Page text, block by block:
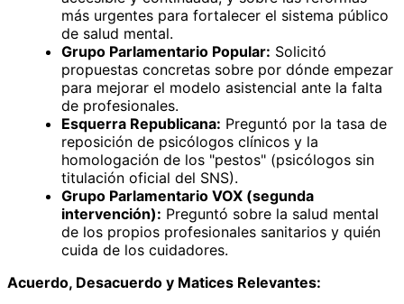
más urgentes para fortalecer el sistema público
de salud mental.
Grupo Parlamentario Popular: Solicitó
propuestas concretas sobre por dónde empezar
para mejorar el modelo asistencial ante la falta
de profesionales.
Esquerra Republicana: Preguntó por la tasa de
reposición de psicólogos clínicos y la
homologación de los "pestos" (psicólogos sin
titulación oficial del SNS).
Grupo Parlamentario VOX (segunda
intervención): Preguntó sobre la salud mental
de los propios profesionales sanitarios y quién
cuida de los cuidadores.
Acuerdo, Desacuerdo y Matices Relevantes: